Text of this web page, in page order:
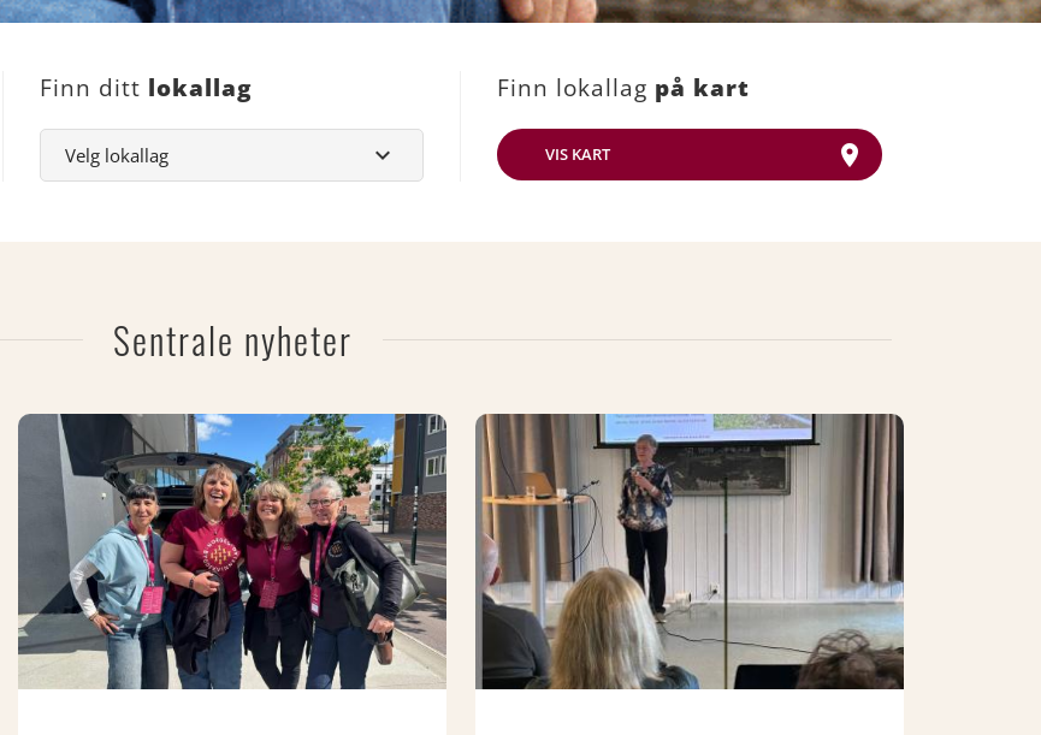
Finn ditt lokallag Finn lokallag på kart
VIS KART
Sentrale nyheter